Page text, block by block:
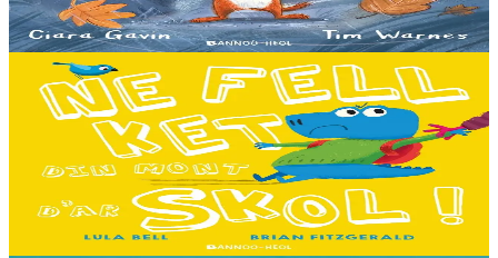
dans le vent et patauger sous la pluie....
En stock13,00 €
3 ans et plus
Bannoù-heol
I don't want to go to school!
C'est le premier jour d'école des Souris et des Dinosaures. Ils n'ont
pas envie d'y aller. Mais quand les cours commencent, une très
grande surprise les attend…...
13,00 €